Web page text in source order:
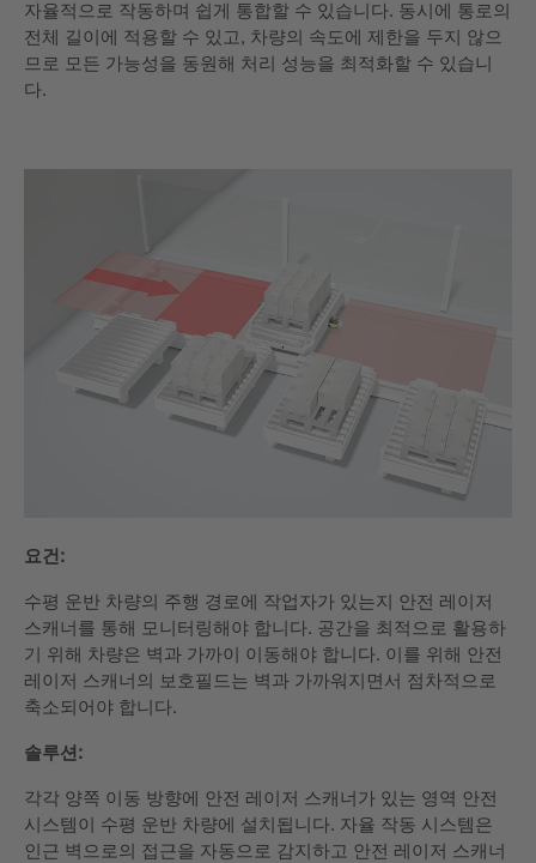
자율적으로 작동하며 쉽게 통합할 수 있습니다. 동시에 통로의
전체 길이에 적용할 수 있고, 차량의 속도에 제한을 두지 않으
므로 모든 가능성을 동원해 처리 성능을 최적화할 수 있습니
다.
요건:
수평 운반 차량의 주행 경로에 작업자가 있는지 안전 레이저
스캐너를 통해 모니터링해야 합니다. 공간을 최적으로 활용하
기 위해 차량은 벽과 가까이 이동해야 합니다. 이를 위해 안전
레이저 스캐너의 보호필드는 벽과 가까워지면서 점차적으로
축소되어야 합니다.
솔루션:
각각 양쪽 이동 방향에 안전 레이저 스캐너가 있는 영역 안전
시스템이 수평 운반 차량에 설치됩니다. 자율 작동 시스템은
인근 벽으로의 접근을 자동으로 감지하고 안전 레이저 스캐너